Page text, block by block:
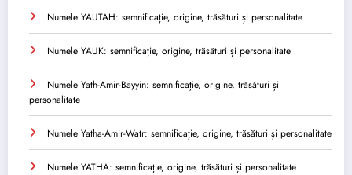
Numele YAUTAH: semnificație, origine, trăsături și personalitate
Numele YAUK: semnificație, origine, trăsături și personalitate
Numele Yath-Amir-Bayyin: semnificație, origine, trăsături și
personalitate
Numele Yatha-Amir-Watr: semnificație, origine, trăsături și personalitate
Numele YATHA: semnificație, origine, trăsături și personalitate